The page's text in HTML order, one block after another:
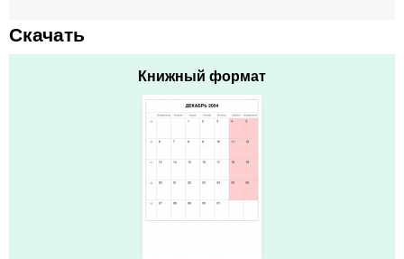
Скачать
Книжный формат